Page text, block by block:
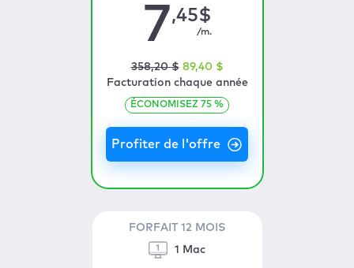
7,45$
/m.
358,20 $ 89,40 $
Facturation chaque année
ÉCONOMISEZ 75 %
FORFAIT 12 MOIS
1 Mac